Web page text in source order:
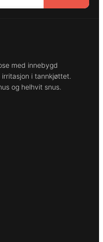
med innebygd
i tannkjøttet.
og helhvit snus.